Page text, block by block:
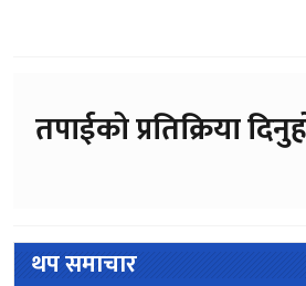
तपाईको प्रतिक्रिया
थप समाचार